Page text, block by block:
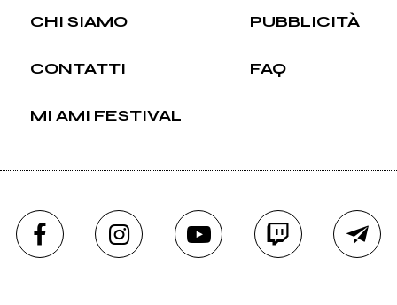
CHI SIAMO PUBBLICITÀ
CONTATTI FAQ
MI AMI FESTIVAL